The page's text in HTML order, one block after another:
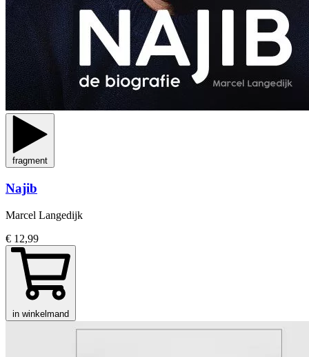
fragment
Najib
Marcel Langedijk
€ 12,99
in winkelmand